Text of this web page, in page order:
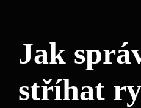
Jak
stříhat